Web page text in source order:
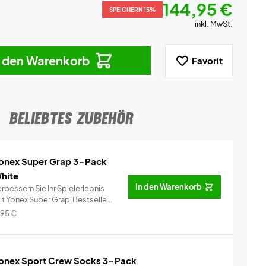
SPEICHERN 15% 144,95 €
inkl. MwSt.
den Warenkorb Favorit
BELIEBTES ZUBEHÖR
Super Grap 3-Pack
Sie Ihr Spielerlebnis
Yonex Super Grap.Bestseller
Info
€
In den Warenkorb
Sport Crew Socks 3-Pack